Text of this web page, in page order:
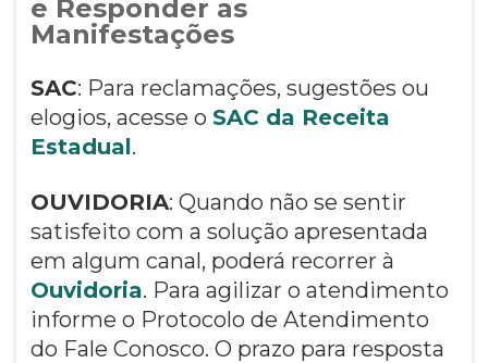
e Responder as
Manifestações
SAC: Para reclamações, sugestões ou
elogios, acesse o SAC da Receita
Estadual.
OUVIDORIA: Quando não se sentir
satisfeito com a solução apresentada
em algum canal, poderá recorrer à
Ouvidoria. Para agilizar o atendimento
informe o Protocolo de Atendimento
do Fale Conosco. O prazo para resposta